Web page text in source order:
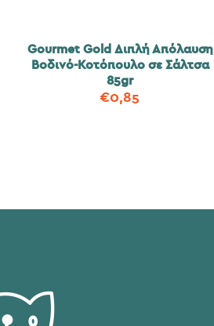
Gourmet Gold Διπλή Απόλαυση
Βοδινό-Κοτόπουλο σε Σάλτσα
85gr
€0,85